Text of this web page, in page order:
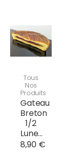
Tous
Nos
Produits
Gateau
Breton
1/2
Lune...
8,90 €